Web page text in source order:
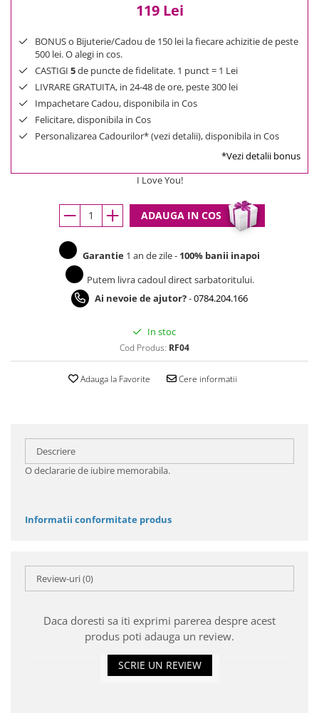
119 Lei
BONUS o Bijuterie/Cadou de 150 lei la fiecare achizitie de peste
500 lei. O alegi in cos.
CASTIGI 5de puncte de fidelitate. 1 punct = 1 Lei
LIVRARE GRATUITA, in 24-48 de ore, peste 300 lei
Impachetare Cadou, disponibila in Cos
Felicitare, disponibila in Cos
Personalizarea Cadourilor* (vezi detalii), disponibila in Cos
*Vezi detalii bonus
I Love You!
ADAUGA IN COS
Garantie 1 an de zile - 100% banii inapoi
Putem livra cadoul direct sarbatoritului.
Ai nevoie de ajutor?-0784.204.166
In stoc
Cod Produs: RF04
Adauga la Favorite Cere informatii
Descriere
O declararie de iubire memorabila.
Informatii conformitate produs
Review-uri(0)
Daca doresti sa iti exprimi parerea despre acest
produs poti adauga un review.
SCRIE UN REVIEW